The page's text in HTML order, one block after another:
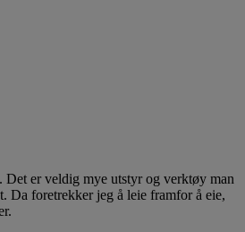
Det er veldig mye utstyr og verktøy man
Da foretrekker jeg å leie framfor å eie,